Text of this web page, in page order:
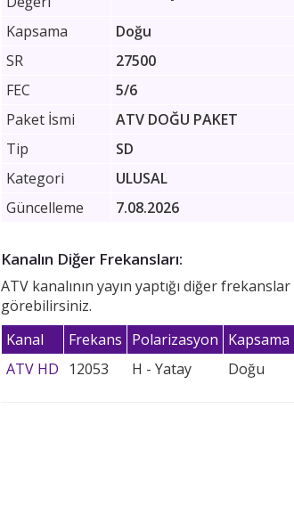
Kapsama
Doğu
SR
27500
FEC
5/6
Paket İsmi
ATV DOĞU PAKET
Tip
SD
Kategori
ULUSAL
Güncelleme
7.08.2026
Kanalın Diğer Frekansları:
ATV kanalının yayın yaptığı diğer
görebilirsiniz.
Kanal
Frekans Polarizasyon Kapsama
ATV HD
12053 H - Yatay Doğu